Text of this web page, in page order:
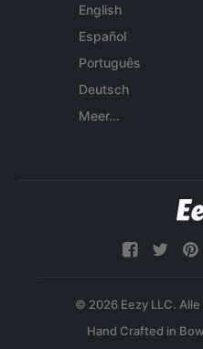
English
Español
Português
Deutsch
Meer...
© 2026 Eezy LLC.